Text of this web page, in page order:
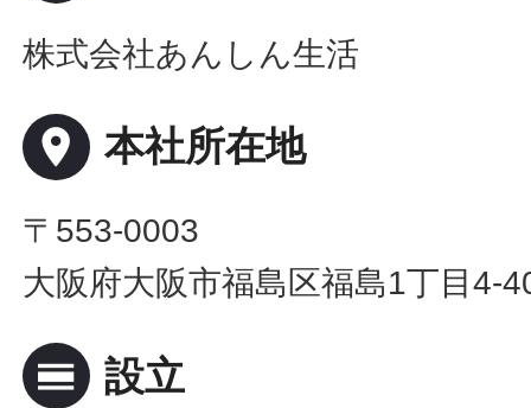
株式会社あんしん生活
place 本社所在地
〒553-0003
大阪府大阪市福島区福島1丁目4-
calendar_view_day 設立